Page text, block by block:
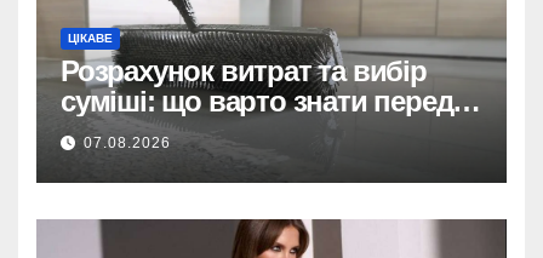
ЦІКАВЕ
Розрахунок витрат та вибір
суміші: що варто знати перед
тим, як купити наливну підлогу
07.08.2026